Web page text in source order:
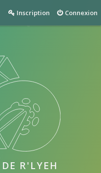
Connexion
Inscription
R'LYEH